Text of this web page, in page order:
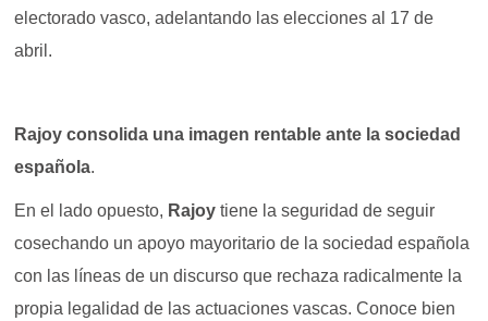
electorado vasco, adelantando las elecciones al 17 de
abril.
Rajoy consolida una imagen rentable ante la sociedad
española.
En el lado opuesto, Rajoy tiene la seguridad de seguir
cosechando un apoyo mayoritario de la sociedad española
con las líneas de un discurso que rechaza radicalmente la
propia legalidad de las actuaciones vascas. Conoce bien